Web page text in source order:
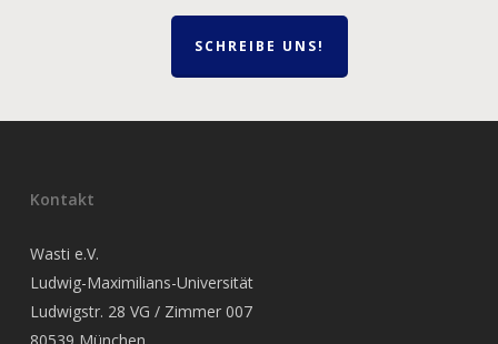
SCHREIBE UNS!
Kontakt
Wasti e.V.
Ludwig-Maximilians-Universität
Ludwigstr. 28 VG / Zimmer 007